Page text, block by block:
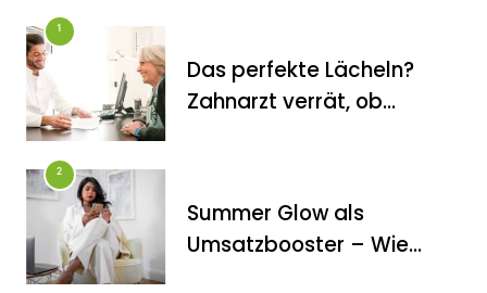
1
Das perfekte Lächeln?
Zahnarzt verrät, ob
2
Summer Glow als
Umsatzbooster – Wie
FITNESS
Die perfekten Liegestütze